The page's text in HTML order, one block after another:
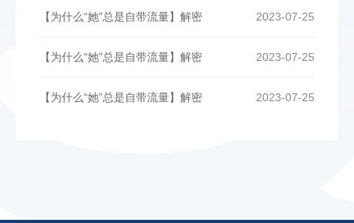
2023-07-25
【为什么“她”总是自带流量】解密
2023-07-25
【为什么“她”总是自带流量】解密
2023-07-25
【为什么“她”总是自带流量】解密